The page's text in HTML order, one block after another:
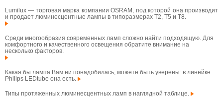
Lumilux — торговая марка компании OSRAM, под которой она производит
и продает люминесцентные лампы в типоразмерах T2, T5 и T8.
Среди многообразия современных ламп сложно найти подходящую. Для
комфортного и качественного освещения обратите внимание на
несколько факторов.
Какая бы лампа Вам ни понадобилась, можете быть уверены: в линейке
Philips LEDtube она есть.
Типы протяженных люминесцентных ламп в наглядной таблице.